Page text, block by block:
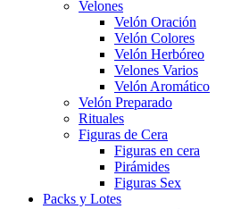
Velones
Velón Oración
Velón Colores
Velón Herbóreo
Velones Varios
Velón Aromático
Velón Preparado
Rituales
Figuras de Cera
Figuras en cera
Pirámides
Figuras Sex
Packs y Lotes